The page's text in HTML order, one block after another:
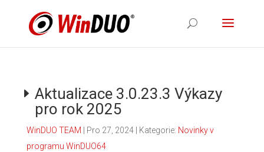
Aktualizace 3.0.23.3 Výkazy
pro rok 2025
WinDUO TEAM Pro 27, 2024| Kategorie: Novinky v
programu WinDUO64